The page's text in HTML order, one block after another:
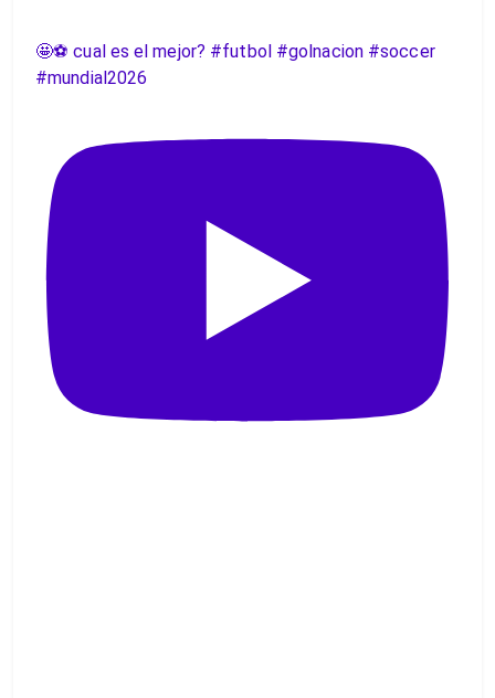
🤩⚽️ cual es el mejor? #futbol #golnacion #soccer
#mundial2026